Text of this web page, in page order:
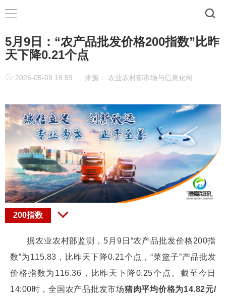
5月9日：“农产品批发价格200指数”比昨
天下降0.21个点
2026-05-09 16:59 来源： 农业农村部市场与信息化司
200指数
据农业农村部监测，5月9日“农产品批发价格200指
数”为115.83，比昨天下降0.21个点，“菜篮子”产品批发
价格指数为116.36，比昨天下降0.25个点。截至今日
14:00时，全国农产品批发市场猪肉平均价格为14.82元/